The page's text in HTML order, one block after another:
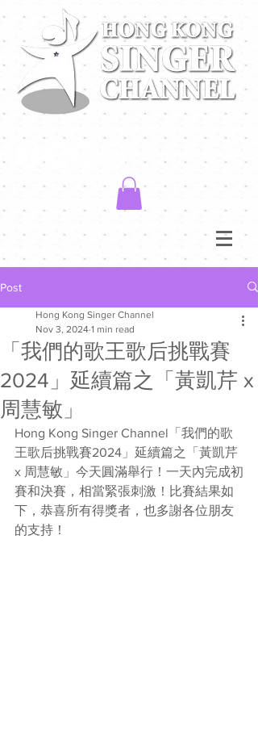
Post
「我們的歌王歌后挑戰賽
2024」延續篇之「黃凱芹 x
周慧敏」
Hong Kong Singer Channel
Nov 3, 2024 1 min read
Hong Kong Singer Channel「我們的歌
王歌后挑戰賽2024」延續篇之「黃凱芹
x 周慧敏」今天圓滿舉行！一天內完成初
賽和決賽，相當緊張刺激！比賽結果如
下，恭喜所有得獎者，也多謝各位朋友
的支持！